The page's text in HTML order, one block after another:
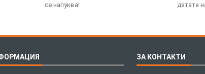
се напуква!
датата
ЗА КОНТАКТИ